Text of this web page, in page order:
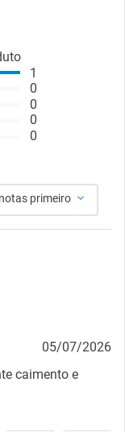
1
0
0
0
0
primeiro
05/07/2026
caimento e